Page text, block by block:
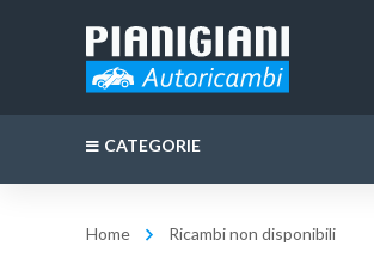
CATEGORIE
Home Ricambi non disponibili